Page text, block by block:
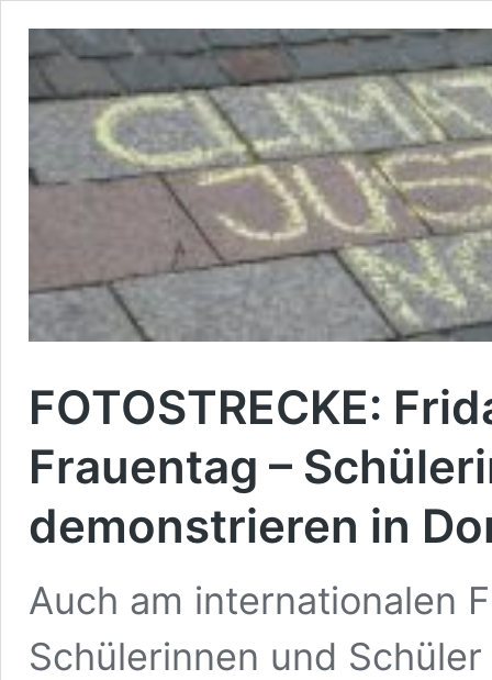
FOTOSTRECKE:
Frauentag –
demonstrieren in
Auch am internationalen
Schülerinnen und